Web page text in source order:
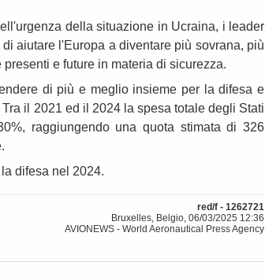
della situazione in Ucraina, i leader
aiutare l'Europa a diventare più sovrana, più
e future in materia di sicurezza.
di più e meglio insieme per la difesa e
il 2021 ed il 2024 la spesa totale degli Stati
raggiungendo una quota stimata di 326
difesa nel 2024.
red/f - 1262721
Bruxelles, Belgio, 06/03/2025 12:36
AVIONEWS - World Aeronautical Press Agency